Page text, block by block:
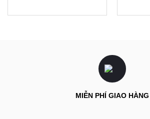
MIỄN PHÍ GIAO HÀNG